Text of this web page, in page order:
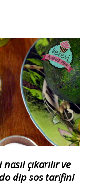
çıkarılır ve
dip sos tarifini